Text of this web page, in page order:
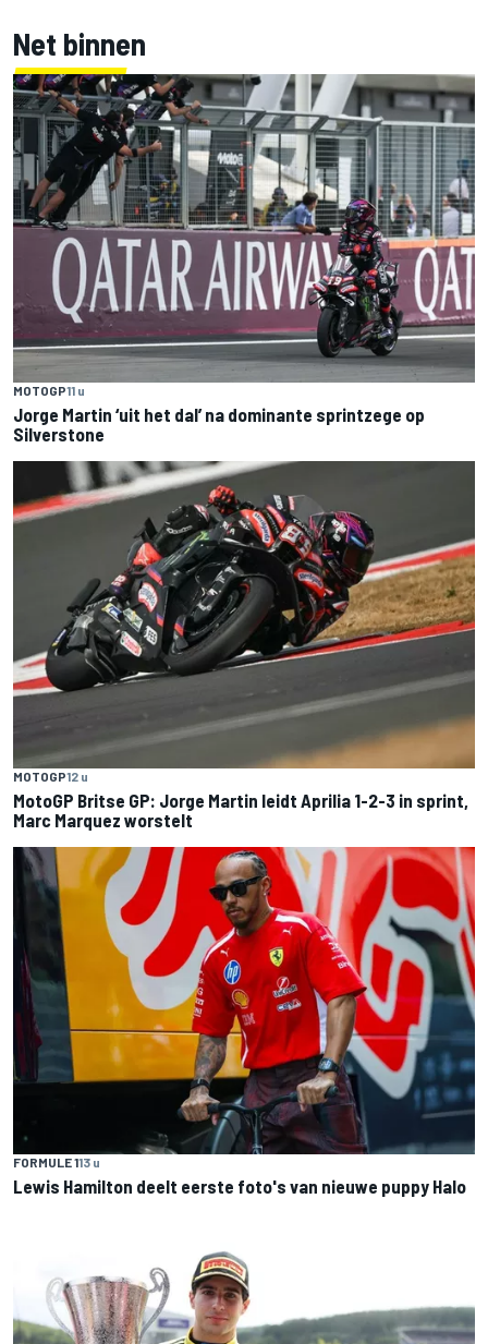
Net binnen
MOTOGP11 u
Jorge Martin ‘uit het dal’ na dominante sprintzege op
Silverstone
MOTOGP12 u
MotoGP Britse GP: Jorge Martin leidt Aprilia 1-2-3 in sprint,
Marc Marquez worstelt
FORMULE 113 u
Lewis Hamilton deelt eerste foto's van nieuwe puppy Halo